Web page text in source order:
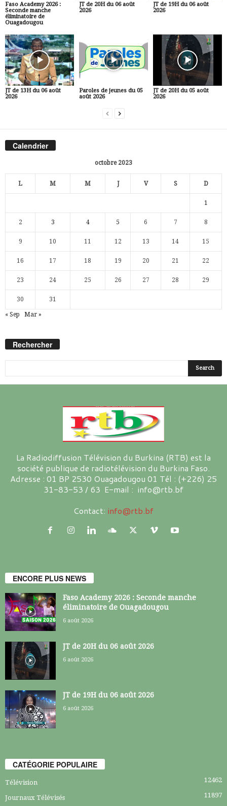
Faso Academy 2026 :
Seconde manche
éliminatoire de
Ouagadougou
JT de 20H du 06 août
2026
JT de 19H du 06 août
2026
JT de 13H du 06 août
2026
Paroles de jeunes du 05
août 2026
JT de 20H du 05 août
2026
Calendrier
octobre 2023
L M M J V S D
1
2 3 4 5 6 7 8
9 10 11 12 13 14 15
16 17 18 19 20 21 22
23 24 25 26 27 28 29
30 31
« Sep Mar »
Rechercher
La Radiodiffusion Télévision du Burkina (RTB) est la
société publique de radiotélévision du Burkina Faso.
Adresse : 01 BP 2530 Ouagadougou 01 Tél : (+226) 25
31-83-53 / 63 E-mail : info@rtb.bf
Contact: info@rtb.bf
ENCORE PLUS NEWS
Faso Academy 2026 : Seconde manche
éliminatoire de Ouagadougou
6 août 2026
JT de 20H du 06 août 2026
6 août 2026
JT de 19H du 06 août 2026
6 août 2026
CATÉGORIE POPULAIRE
Télévision 12462
Journaux Télévisés 11897